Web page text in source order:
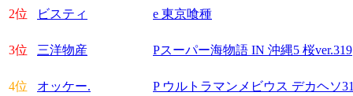
2位 ビスティ e 東京喰種
3位 三洋物産 Pスーパー海物語 IN 沖縄5 桜ver.319
4位 オッケー. P ウルトラマンメビウス デカヘソ